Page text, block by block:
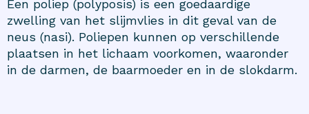
Een poliep (polyposis) is een goedaardige
zwelling van het slijmvlies in dit geval van de
neus (nasi). Poliepen kunnen op verschillende
plaatsen in het lichaam voorkomen, waaronder
in de darmen, de baarmoeder en in de slokdarm.